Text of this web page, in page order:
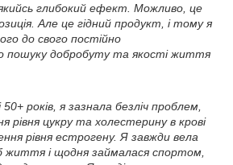
глибокий ефект. Можливо, це
Але це гідний продукт, і тому я
до свого постійно
пошуку добробуту та якості життя
50+ років, я зазнала безліч проблем,
рівня цукру та холестерину в крові
рівня естрогену. Я завжди вела
життя і щодня займалася спортом,